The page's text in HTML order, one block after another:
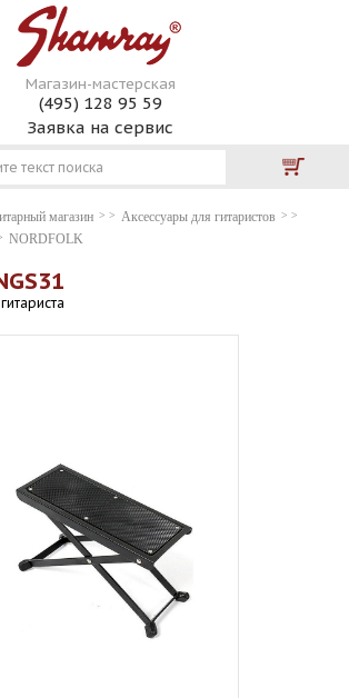
Магазин-мастерская
(495) 128 95 59
Заявка на сервис
магазин
Аксессуары для гитаристов
NORDFOLK